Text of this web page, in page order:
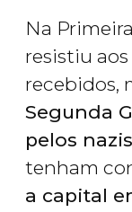
Na
resistiu
recebidos,
Segunda
pelos nazis
tenham
a capital